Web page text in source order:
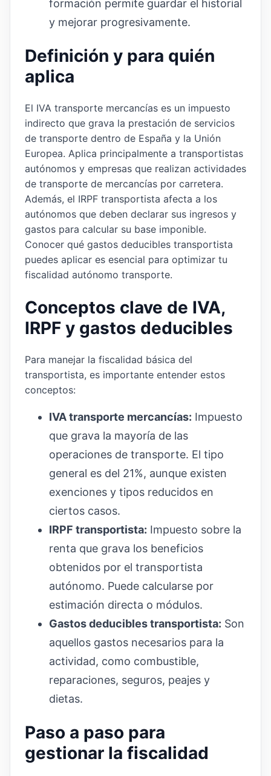
formación permite guardar el historial
y mejorar progresivamente.
Definición y para quién
aplica
El IVA transporte mercancías es un impuesto
indirecto que grava la prestación de servicios
de transporte dentro de España y la Unión
Europea. Aplica principalmente a transportistas
autónomos y empresas que realizan actividades
de transporte de mercancías por carretera.
Además, el IRPF transportista afecta a los
autónomos que deben declarar sus ingresos y
gastos para calcular su base imponible.
Conocer qué gastos deducibles transportista
puedes aplicar es esencial para optimizar tu
fiscalidad autónomo transporte.
Conceptos clave de IVA,
IRPF y gastos deducibles
Para manejar la fiscalidad básica del
transportista, es importante entender estos
conceptos:
IVA transporte mercancías: Impuesto
que grava la mayoría de las
operaciones de transporte. El tipo
general es del 21%, aunque existen
exenciones y tipos reducidos en
ciertos casos.
IRPF transportista: Impuesto sobre la
renta que grava los beneficios
obtenidos por el transportista
autónomo. Puede calcularse por
estimación directa o módulos.
Gastos deducibles transportista: Son
aquellos gastos necesarios para la
actividad, como combustible,
reparaciones, seguros, peajes y
dietas.
Paso a paso para
gestionar la fiscalidad